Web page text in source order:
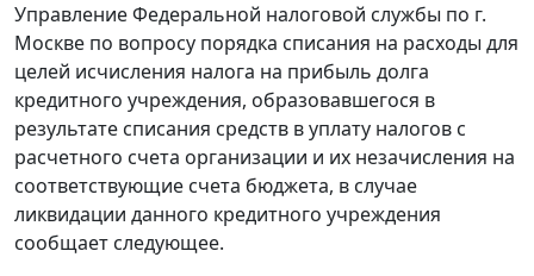
Управление Федеральной налоговой службы по г.
Москве по вопросу порядка списания на расходы для
целей исчисления налога на прибыль долга
кредитного учреждения, образовавшегося в
результате списания средств в уплату налогов с
расчетного счета организации и их незачисления на
соответствующие счета бюджета, в случае
ликвидации данного кредитного учреждения
сообщает следующее.